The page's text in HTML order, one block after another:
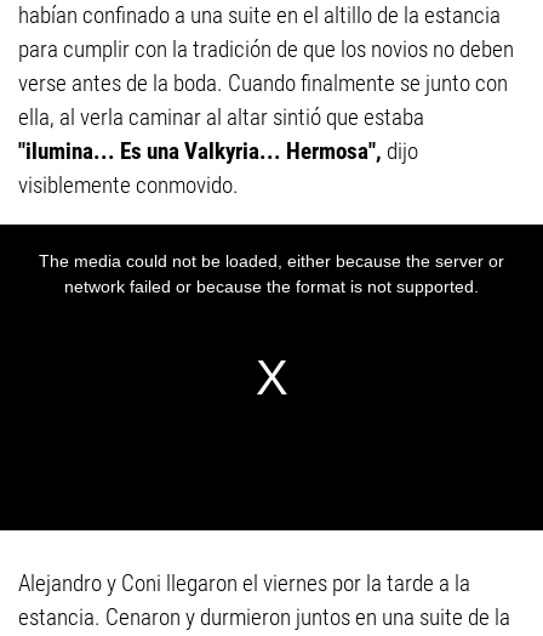
habían confinado a una suite en el altillo de la estancia
para cumplir con la tradición de que los novios no deben
verse antes de la boda. Cuando finalmente se junto con
ella, al verla caminar al altar sintió que estaba
"ilumina... Es una Valkyria... Hermosa", dijo
visiblemente conmovido.
Alejandro y Coni llegaron el viernes por la tarde a la
estancia. Cenaron y durmieron juntos en una suite de la